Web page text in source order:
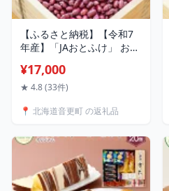
【ふるさと納税】【令和7
年産】「JAおとふけ」 おと
×4種類 合計4kg 小豆 大豆
黒豆 金時豆 音更大袖振大
まめ きんときまめ 詰め合
国産 北海道 音更町
¥17,000
★ 4.8 (33件)
📍 北海道音更町 の返礼品